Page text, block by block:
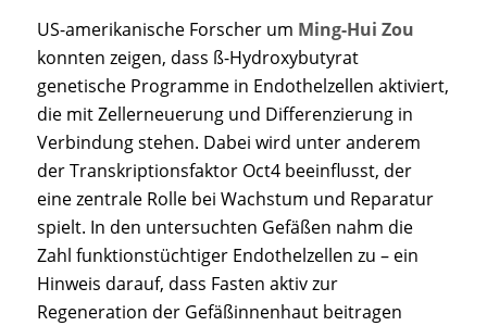
US-amerikanische Forscher um Ming-Hui Zou
konnten zeigen, dass ß-Hydroxybutyrat
genetische Programme in Endothelzellen aktiviert,
die mit Zellerneuerung und Differenzierung in
Verbindung stehen. Dabei wird unter anderem
der Transkriptionsfaktor Oct4 beeinflusst, der
eine zentrale Rolle bei Wachstum und Reparatur
spielt. In den untersuchten Gefäßen nahm die
Zahl funktionstüchtiger Endothelzellen zu – ein
Hinweis darauf, dass Fasten aktiv zur
Regeneration der Gefäßinnenhaut beitragen